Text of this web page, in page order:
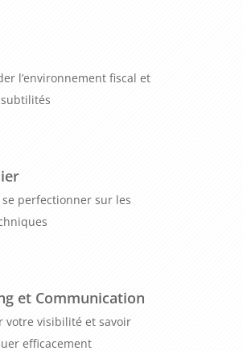
l’environnement fiscal et
se perfectionner sur les
et Communication
votre visibilité et savoir
efficacement